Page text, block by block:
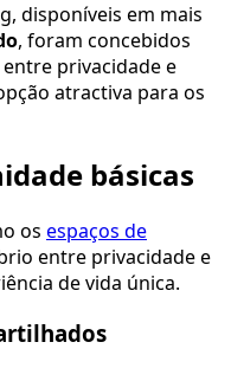
disponíveis em mais
, foram concebidos
privacidade e
atractiva para os
básicas
os espaços de
entre privacidade e
de vida única.